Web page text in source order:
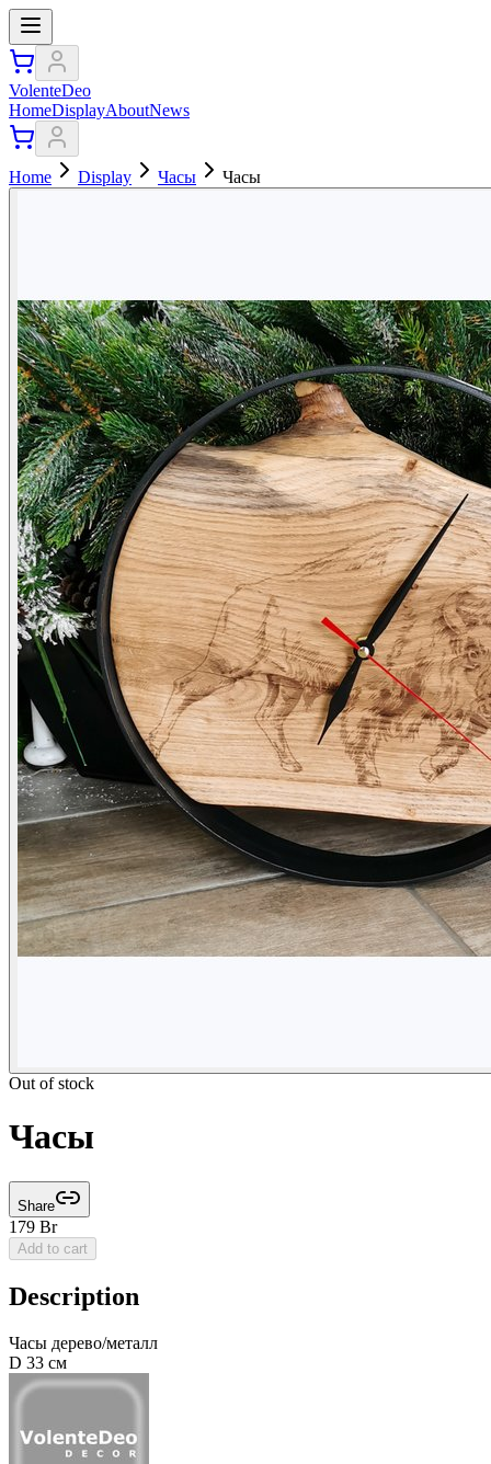
VolenteDeo
HomeDisplayAboutNews
Home Display Часы Часы
Out of stock
Часы
Share
179 Br
Add to cart
Description
Часы дерево/металл
D 33 см